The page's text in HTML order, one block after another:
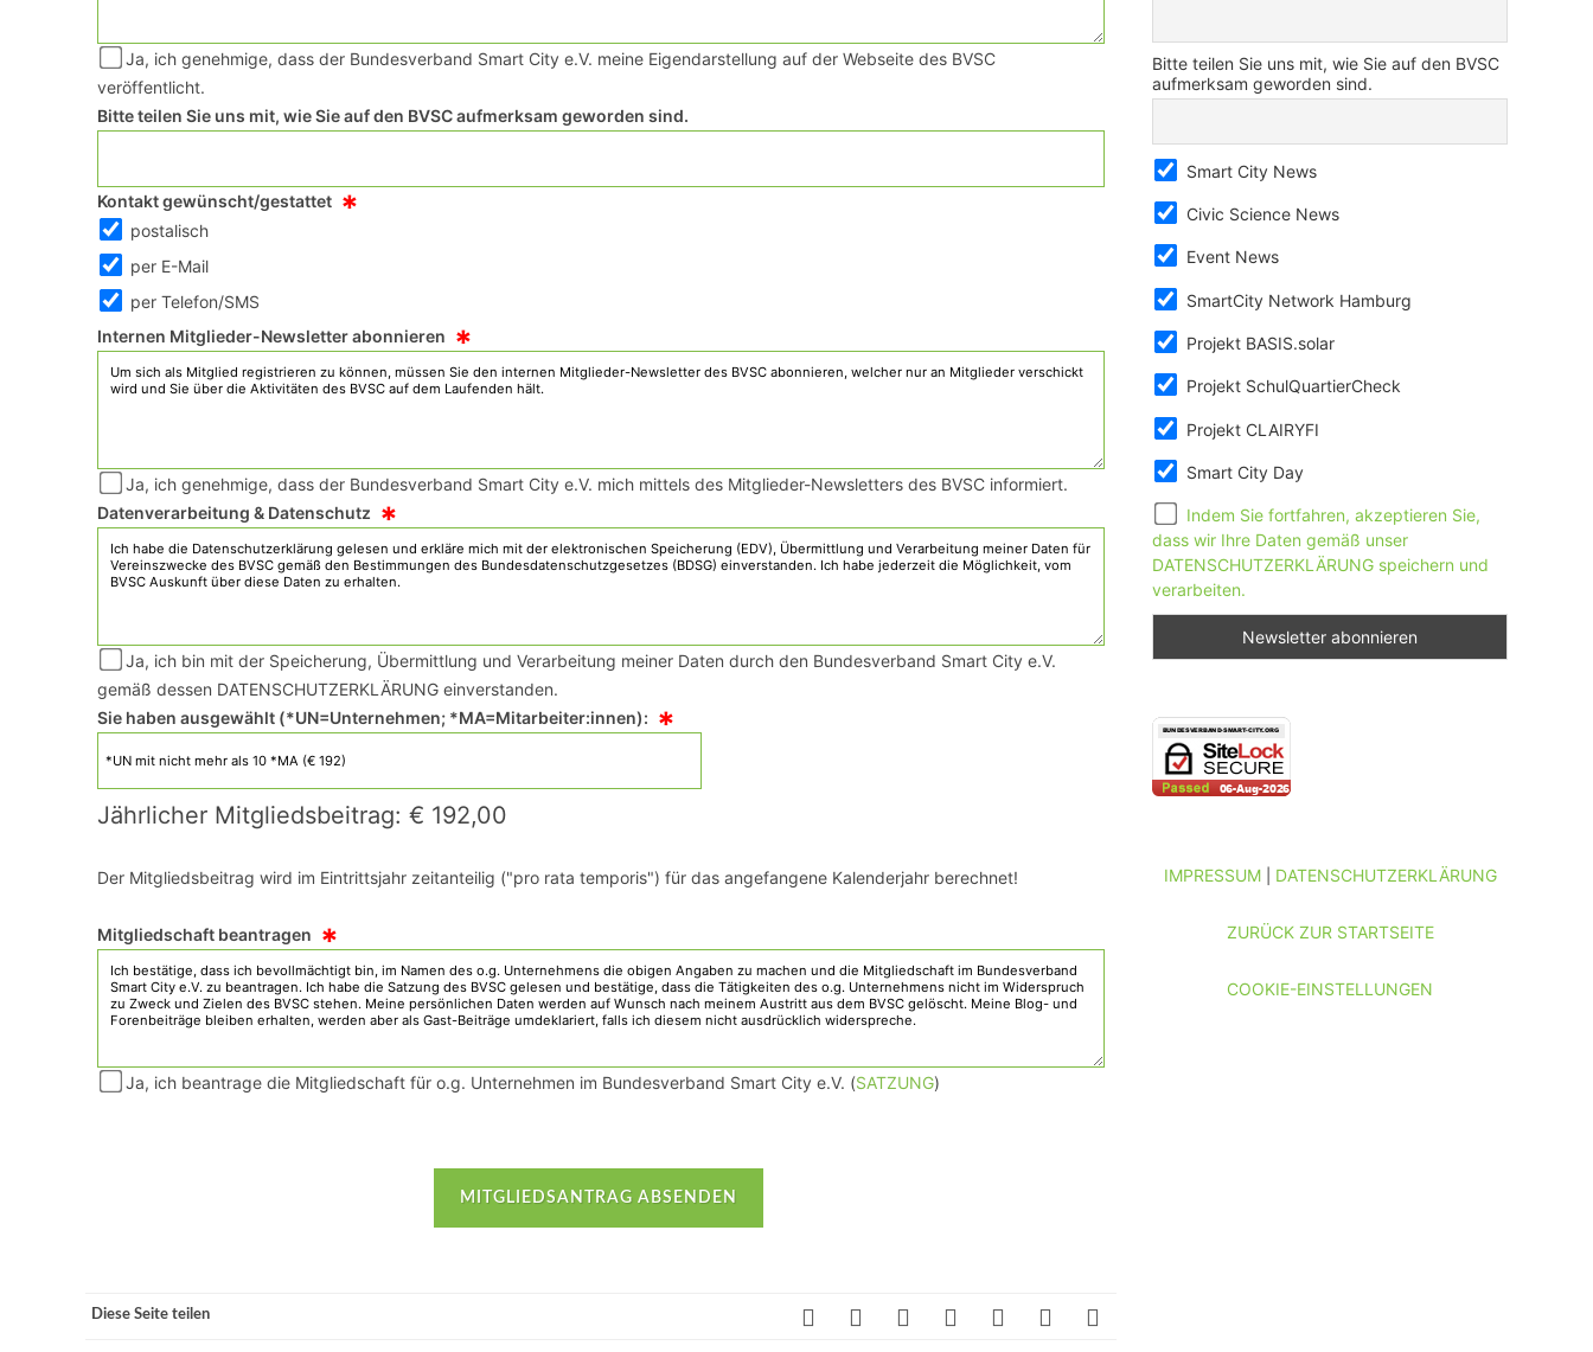
Ja, ich genehmige, dass der Bundesverband Smart City e.V. meine Eigendarstellung auf der Webseite des BVSC
veröffentlicht.
Bitte teilen Sie uns mit, wie Sie auf den BVSC aufmerksam geworden sind.
Kontakt gewünscht/gestattet *
postalisch
per E-Mail
per Telefon/SMS
Internen Mitglieder-Newsletter abonnieren*
Ja, ich genehmige, dass der Bundesverband Smart City e.V. mich mittels des Mitglieder-Newsletters des BVSC informiert.
Datenverarbeitung & Datenschutz*
Ja, ich bin mit der Speicherung, Übermittlung und Verarbeitung meiner Daten durch den Bundesverband Smart City e.V.
gemäß dessen DATENSCHUTZERKLÄRUNG einverstanden.
Sie haben ausgewählt (*UN=Unternehmen; *MA=Mitarbeiter:innen):*
Jährlicher Mitgliedsbeitrag: € 192,00
Der Mitgliedsbeitrag wird im Eintrittsjahr zeitanteilig ("pro rata temporis") für das angefangene Kalenderjahr berechnet!
Mitgliedschaft beantragen*
Ja, ich beantrage die Mitgliedschaft für o.g. Unternehmen im Bundesverband Smart City e.V. (SATZUNG)
Diese Seite teilen
Bitte teilen Sie uns mit, wie Sie auf den BVSC
aufmerksam geworden sind.
Smart City News
Civic Science News
Event News
SmartCity Network Hamburg
Projekt BASIS.solar
Projekt SchulQuartierCheck
Projekt CLAIRYFI
Smart City Day
Indem Sie fortfahren, akzeptieren Sie,
dass wir Ihre Daten gemäß unser
DATENSCHUTZERKLÄRUNG speichern und
verarbeiten.
IMPRESSUM| DATENSCHUTZERKLÄRUNG
ZURÜCK ZUR STARTSEITE
COOKIE-EINSTELLUNGEN